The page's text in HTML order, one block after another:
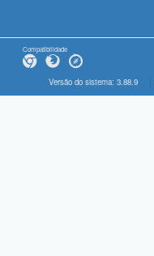
Compatibilidade
Versão do sistema: 3.88.9